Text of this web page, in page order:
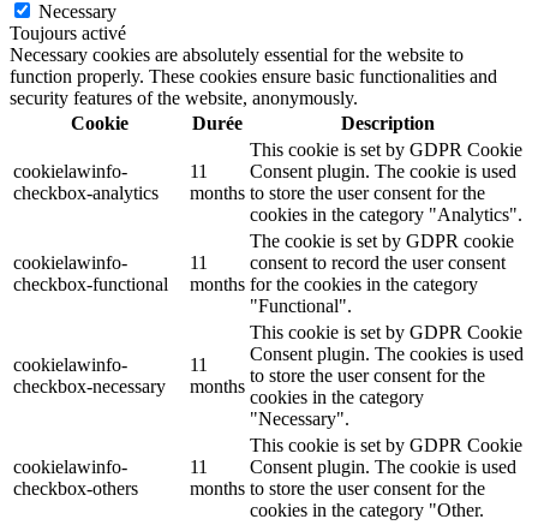
Necessary
Toujours activé
Necessary cookies are absolutely essential for the website to
function properly. These cookies ensure basic functionalities and
security features of the website, anonymously.
Cookie
Durée Description
cookielawinfo-
checkbox-analytics
11
months
This cookie is set by GDPR Cookie
Consent plugin. The cookie is used
to store the user consent for the
cookies in the category "Analytics".
cookielawinfo-
checkbox-functional
11
months
The cookie is set by GDPR cookie
consent to record the user consent
for the cookies in the category
"Functional".
cookielawinfo-
checkbox-necessary
11
months
This cookie is set by GDPR Cookie
Consent plugin. The cookies is used
to store the user consent for the
cookies in the category
"Necessary".
cookielawinfo-
checkbox-others
11
months
This cookie is set by GDPR Cookie
Consent plugin. The cookie is used
to store the user consent for the
cookies in the category "Other.